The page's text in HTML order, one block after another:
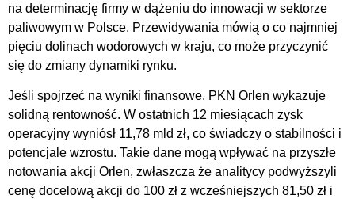
na determinację firmy w dążeniu do innowacji w sektorze
paliwowym w Polsce. Przewidywania mówią o co najmniej
pięciu dolinach wodorowych w kraju, co może przyczynić
się do zmiany dynamiki rynku.
Jeśli spojrzeć na wyniki finansowe, PKN Orlen wykazuje
solidną rentowność. W ostatnich 12 miesiącach zysk
operacyjny wyniósł 11,78 mld zł, co świadczy o stabilności i
potencjale wzrostu. Takie dane mogą wpływać na przyszłe
notowania akcji Orlen, zwłaszcza że analitycy podwyższyli
cenę docelową akcji do 100 zł z wcześniejszych 81,50 zł i